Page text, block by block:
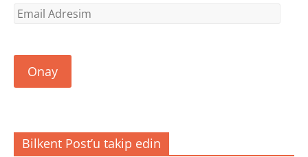
Email
Onay
Bilkent Post’u takip edin